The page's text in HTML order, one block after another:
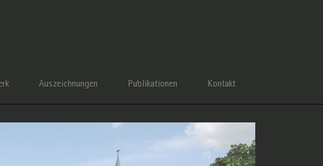
Auszeichnungen Publikationen Kontakt